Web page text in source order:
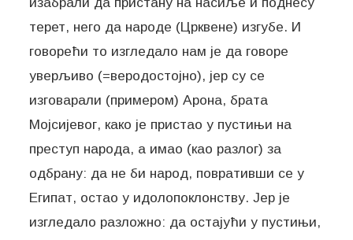
терет, него да народе (Црквене) изгубе. И
говорећи то изгледало нам је да говоре
уверљиво (=веродостојно), јер су се
изговарали (примером) Арона, брата
Мојсијевог, како је пристао у пустињи на
преступ народа, а имао (као разлог) за
одбрану: да не би народ, повративши се у
Египат, остао у идолопоклонству. Јер је
изгледало разложно: да остајући у пустињи,